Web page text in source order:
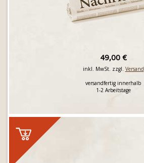
49,00 €
inkl. MwSt. zzgl. Versand
versandfertig innerhalb
1-2 Arbeitstage